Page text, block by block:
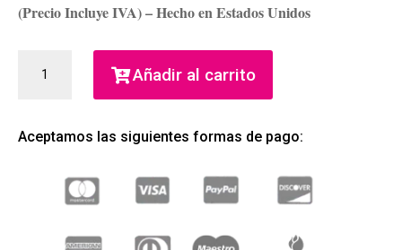
(Precio Incluye IVA) – Hecho en Estados Unidos
RUSH
PARFUM
HILTON)
(MUJER)
Añadir al carrito
Aceptamos las siguientes formas de pago: